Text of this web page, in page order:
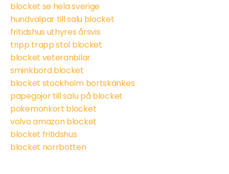
blocket se hela sverige
hundvalpar till salu blocket
fritidshus uthyres årsvis
tripp trapp stol blocket
blocket veteranbilar
sminkbord blocket
blocket stockholm bortskänkes
papegojor till salu på blocket
pokemonkort blocket
volvo amazon blocket
blocket fritidshus
blocket norrbotten